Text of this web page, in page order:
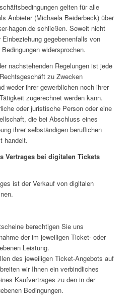
gelten für alle
Anbieter (Michaela Beiderbeck) über
hagen.de schließen. Soweit nicht
gegebenenfalls von
widersprochen.
nachstehenden Regelungen ist jede
zu Zwecken
weder ihrer gewerblichen noch ihrer
zugerechnet werden kann.
oder juristische Person oder eine
die bei Abschluss eines
ihrer selbständigen beruflichen
handelt.
Vertrages bei digitalen Tickets
ist der Verkauf von digitalen
berechtigen Sie uns
der im jeweiligen Ticket- oder
Leistung.
des jeweiligen Ticket-Angebots auf
wir Ihnen ein verbindliches
Kaufvertrages zu den in der
Bedingungen.